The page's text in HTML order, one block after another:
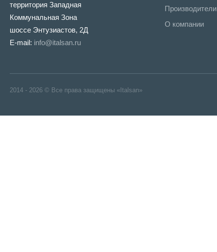
территория Западная
Коммунальная Зона
шоссе Энтузиастов, 2Д
E-mail: info@italsan.ru
Производители
О компании
2014 - 2026 © Все права защищены «Italsan»